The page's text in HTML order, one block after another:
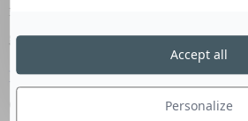
rédaction des « Inrocks »
général de Capa.
Reed Business Information:
Personalize
Accept all